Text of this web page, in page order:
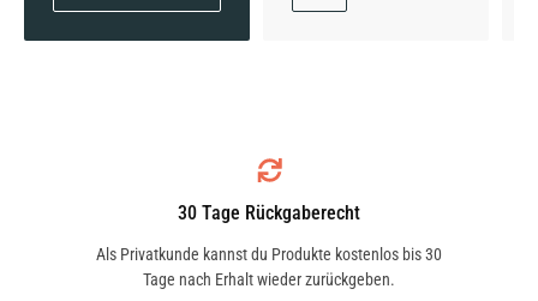
30 Tage Rückgaberecht
Als Privatkunde kannst du Produkte kostenlos bis 30
Tage nach Erhalt wieder zurückgeben.